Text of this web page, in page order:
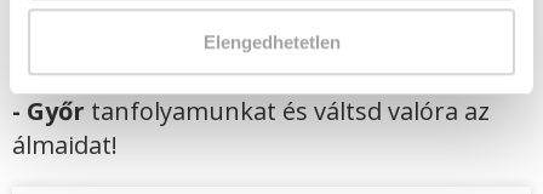
Elengedhetetlen
Gyógyászati segédeszköz
forgalmazó szakképesítés online képzés
- Győr tanfolyamunkat és váltsd valóra az
álmaidat!